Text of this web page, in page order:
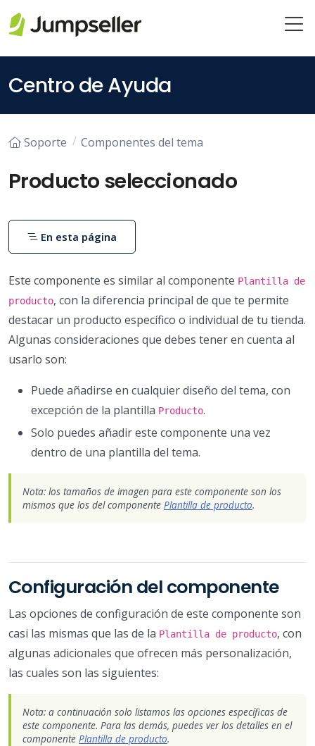
Centro de Ayuda
Soporte Componentes del tema
Producto seleccionado
Este componente es similar al componente Plantilla de
producto, con la diferencia principal de que te permite
destacar un producto específico o individual de tu tienda.
Algunas consideraciones que debes tener en cuenta al
usarlo son:
Puede añadirse en cualquier diseño del tema, con
excepción de la plantilla Producto.
Solo puedes añadir este componente una vez
dentro de una plantilla del tema.
Nota: los tamaños de imagen para este componente son los
mismos que los del componente Plantilla de producto.
Configuración del componente
Las opciones de configuración de este componente son
casi las mismas que las de la Plantilla de producto, con
algunas adicionales que ofrecen más personalización,
las cuales son las siguientes:
Nota: a continuación solo listamos las opciones específicas de
este componente. Para las demás, puedes ver los detalles en el
componente Plantilla de producto.
En esta página